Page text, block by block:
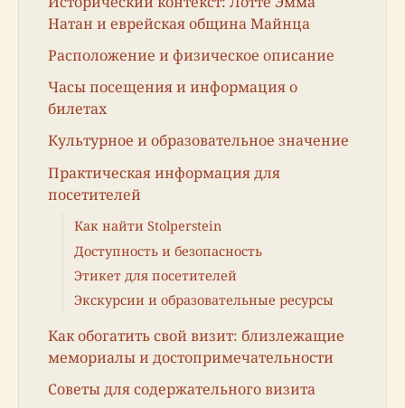
Натан и еврейская община Майнца
Расположение и физическое описание
Часы посещения и информация о
билетах
Культурное и образовательное значение
Практическая информация для
посетителей
Как найти Stolperstein
Доступность и безопасность
Этикет для посетителей
Экскурсии и образовательные ресурсы
Как обогатить свой визит: близлежащие
мемориалы и достопримечательности
Советы для содержательного визита